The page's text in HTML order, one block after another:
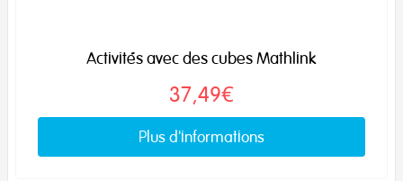
Activités avec des cubes Mathlink
37,49€
Plus d'informations